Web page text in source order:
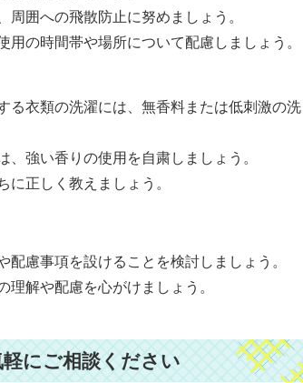
囲への飛散防止に努めましょう。
の時間帯や場所について配慮しましょう。
衣類の洗濯には、無香料または低刺激の洗
強い香りの使用を自粛しましょう。
正しく教えましょう。
慮事項を設けることを検討しましょう。
解や配慮を心がけましょう。
にご相談ください